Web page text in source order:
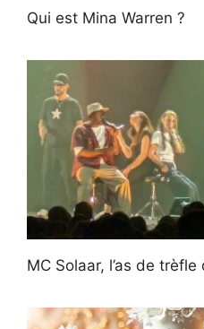
Qui est Mina Warren ?
MC Solaar, l’as de